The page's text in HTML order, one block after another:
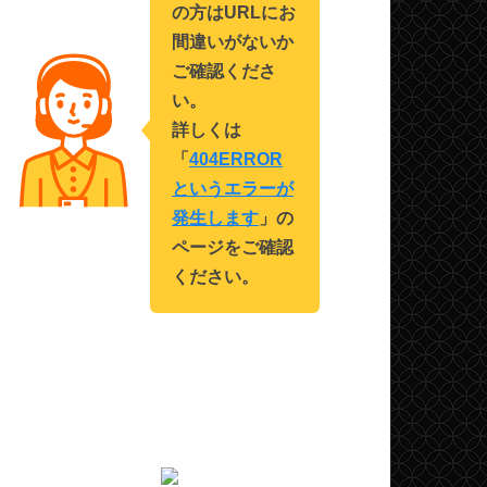
の方はURLにお
間違いがないか
ご確認くださ
い。
詳しくは
「 404ERROR
というエラーが
発生します 」の
ページをご確認
ください。